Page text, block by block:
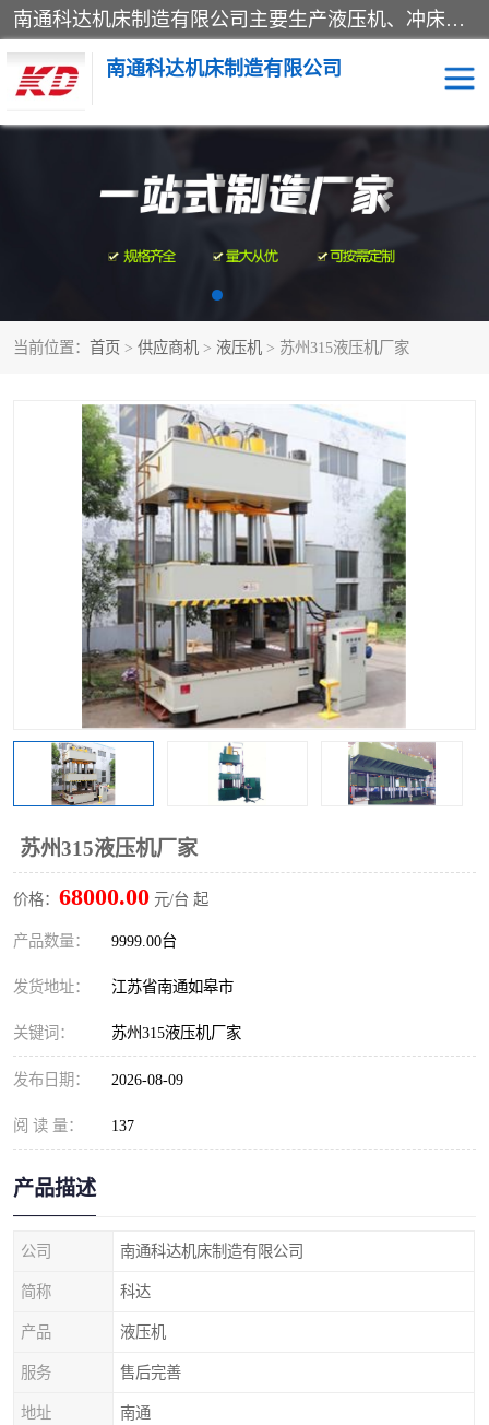
南通科达机床制造有限公司主要生产液压机、冲床、压力机等产品；本公司采用现代化企业的管理方法进行管理，立足于产品的质量管理，以优秀的品质、新颖的设计、合理的价格、完善的服务赢得广大客户的充分信赖和良好的口碑。领导层将运用科学管理方法及长期积累下来的经验和广泛领域吸取来新的技术不断调整产品结构，为市场提供精良的各类机械设备。企业将坚持与国内外各界朋友，真诚合作，共创辉煌。
南通科达机床制造有限公司
当前位置： 首页 > 供应商机 > 液压机 > 苏州315液压机厂家
苏州315液压机厂家
价格： 68000.00 元/台 起
产品数量： 9999.00台
发货地址： 江苏省南通如皋市
关键词： 苏州315液压机厂家
发布日期： 2026-08-09
阅 读 量： 137
产品描述
公司 南通科达机床制造有限公司
简称 科达
产品 液压机
服务 售后完善
地址 南通
四柱液压机 液压机
卷板机